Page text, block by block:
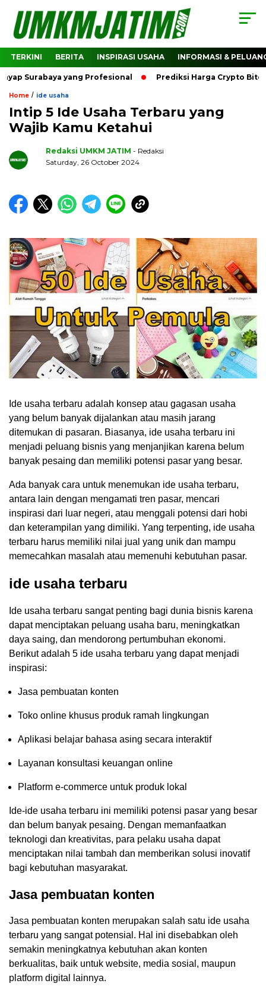
TERKINI BERITA INSPIRASI USAHA INFORMASI &
yang Profesional Prediksi Harga Crypto Bitcoin:
Home / ide usaha
Intip 5 Ide Usaha Terbaru yang
Wajib Kamu Ketahui
Redaksi UMKM JATIM - Redaksi
Saturday, 26 October 2024
Ide usaha terbaru adalah konsep atau gagasan usaha
yang belum banyak dijalankan atau masih jarang
ditemukan di pasaran. Biasanya, ide usaha terbaru ini
menjadi peluang bisnis yang menjanjikan karena belum
banyak pesaing dan memiliki potensi pasar yang besar.
Ada banyak cara untuk menemukan ide usaha terbaru,
antara lain dengan mengamati tren pasar, mencari
inspirasi dari luar negeri, atau menggali potensi dari hobi
dan keterampilan yang dimiliki. Yang terpenting, ide usaha
terbaru harus memiliki nilai jual yang unik dan mampu
memecahkan masalah atau memenuhi kebutuhan pasar.
ide usaha terbaru
Ide usaha terbaru sangat penting bagi dunia bisnis karena
dapat menciptakan peluang usaha baru, meningkatkan
daya saing, dan mendorong pertumbuhan ekonomi.
Berikut adalah 5 ide usaha terbaru yang dapat menjadi
inspirasi:
Jasa pembuatan konten
Toko online khusus produk ramah lingkungan
Aplikasi belajar bahasa asing secara interaktif
Layanan konsultasi keuangan online
Platform e-commerce untuk produk lokal
Ide-ide usaha terbaru ini memiliki potensi pasar yang besar
dan belum banyak pesaing. Dengan memanfaatkan
teknologi dan kreativitas, para pelaku usaha dapat
menciptakan nilai tambah dan memberikan solusi inovatif
bagi kebutuhan masyarakat.
Jasa pembuatan konten
Jasa pembuatan konten merupakan salah satu ide usaha
terbaru yang sangat potensial. Hal ini disebabkan oleh
semakin meningkatnya kebutuhan akan konten
berkualitas, baik untuk website, media sosial, maupun
platform digital lainnya.